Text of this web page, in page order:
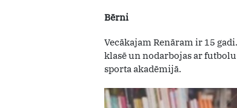
Bērni
Vecākajam Renāram ir 15
klasē un nodarbojas ar
sporta akadēmijā.